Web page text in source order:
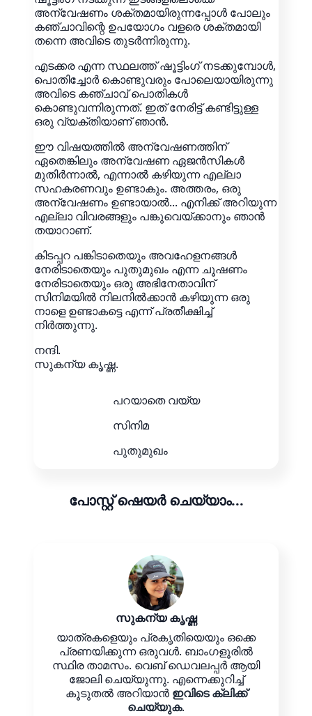
അന്വേഷണം ശക്തമായിരുന്നപ്പോൾ പോലും
കഞ്ചാവിന്റെ ഉപയോഗം വളരെ ശക്തമായി
തന്നെ അവിടെ തുടർന്നിരുന്നു.
എടക്കര എന്ന സ്ഥലത്ത് ഷൂട്ടിംഗ് നടക്കുമ്പോൾ,
പൊതിച്ചോർ കൊണ്ടുവരും പോലെയായിരുന്നു
അവിടെ കഞ്ചാവ് പൊതികൾ
കൊണ്ടുവന്നിരുന്നത്. ഇത് നേരിട്ട് കണ്ടിട്ടുള്ള
ഒരു വ്യക്തിയാണ് ഞാൻ.
ഈ വിഷയത്തിൽ അന്വേഷണത്തിന്
ഏതെങ്കിലും അന്വേഷണ ഏജൻസികൾ
മുതിർന്നാൽ, എന്നാൽ കഴിയുന്ന എല്ലാ
സഹകരണവും ഉണ്ടാകും. അത്തരം, ഒരു
അന്വേഷണം ഉണ്ടായാൽ... എനിക്ക് അറിയുന്ന
എല്ലാ വിവരങ്ങളും പങ്കുവെയ്ക്കാനും ഞാൻ
തയാറാണ്.
കിടപ്പറ പങ്കിടാതെയും അവഹേളനങ്ങൾ
നേരിടാതെയും പുതുമുഖം എന്ന ചൂഷണം
നേരിടാതെയും ഒരു അഭിനേതാവിന്
സിനിമയിൽ നിലനിൽക്കാൻ കഴിയുന്ന ഒരു
നാളെ ഉണ്ടാകട്ടെ എന്ന് പ്രതീക്ഷിച്ച്
നിർത്തുന്നു.
നന്ദി.
സുകന്യ കൃഷ്ണ.
പറയാതെ വയ്യ
സിനിമ
പുതുമുഖം
പോസ്റ്റ് ഷെയർ ചെയ്യാം...
സുകന്യ കൃഷ്ണ
യാത്രകളെയും പ്രകൃതിയെയും ഒക്കെ
പ്രണയിക്കുന്ന ഒരുവൾ. ബാംഗളൂരിൽ
സ്ഥിര താമസം. വെബ് ഡെവലപ്പർ ആയി
ജോലി ചെയ്യുന്നു. എന്നെക്കുറിച്ച്
കൂടുതൽ അറിയാൻ ഇവിടെ ക്ലിക്ക്
ചെയ്യുക.